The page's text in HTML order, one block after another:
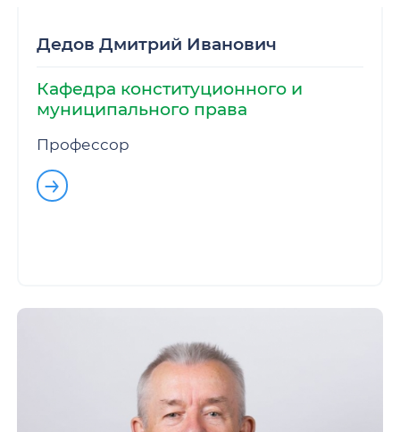
Дедов Дмитрий Иванович
Кафедра конституционного и
муниципального права
Профессор